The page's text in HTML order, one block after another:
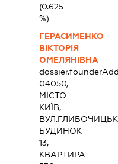
(0.625
%)
ГЕРАСИМЕНКО
ВІКТОРІЯ
ОМЕЛЯНІВНА
04050,
МІСТО
КИЇВ,
БУДИНОК
13,
КВАРТИРА